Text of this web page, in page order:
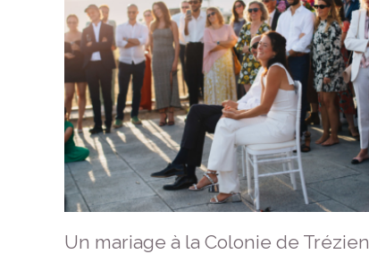
Un mariage à la Colonie de Trézien